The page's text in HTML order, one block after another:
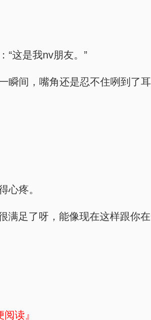
“这是我nv朋友。”
间，嘴角还是忍不住咧到了耳
心疼。
足了呀，能像现在这样跟你
读』